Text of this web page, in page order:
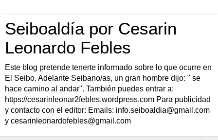
Seiboaldía por Cesarin
Leonardo Febles
Este blog pretende tenerte informado sobre lo que ocurre en
El Seibo. Adelante Seibano/as, un gran hombre dijo: " se
hace camino al andar". También puedes entrar a:
https://cesarinleonar2febles.wordpress.com Para publicidad
y contacto con el editor: Emails: info.seiboaldia@gmail.com
y cesarinleonardofebles@gmail.com